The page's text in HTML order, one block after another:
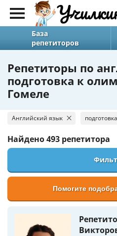
База
репетиторов
Репетиторы по
подготовка к
Гомеле
Английский язык
Найдено493 репетитора
Помогите